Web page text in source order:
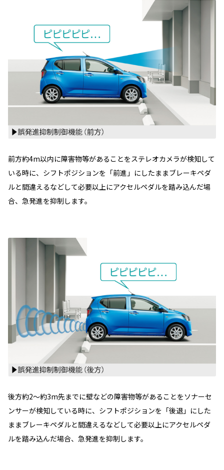
前方約4m以内に障害物等があることをステレオカメラが検知して
いる時に、シフトポジションを「前進」にしたままブレーキペダ
ルと間違えるなどして必要以上にアクセルペダルを踏み込んだ場
合、急発進を抑制します。
後方約2～約3m先までに壁などの障害物等があることをソナーセ
ンサーが検知している時に、シフトポジションを「後退」にした
ままブレーキペダルと間違えるなどして必要以上にアクセルペダ
ルを踏み込んだ場合、急発進を抑制します。